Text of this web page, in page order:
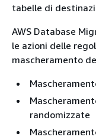
tabelle di
AWS Database
le azioni delle
mascheramento
randomizzate